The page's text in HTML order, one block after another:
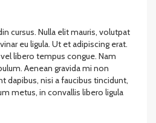
cursus. Nulla elit mauris, volutpat
eu ligula. Ut et adipiscing erat.
libero tempus congue. Nam
Aenean gravida mi non
dapibus, nisi a faucibus tincidunt,
metus, in convallis libero ligula